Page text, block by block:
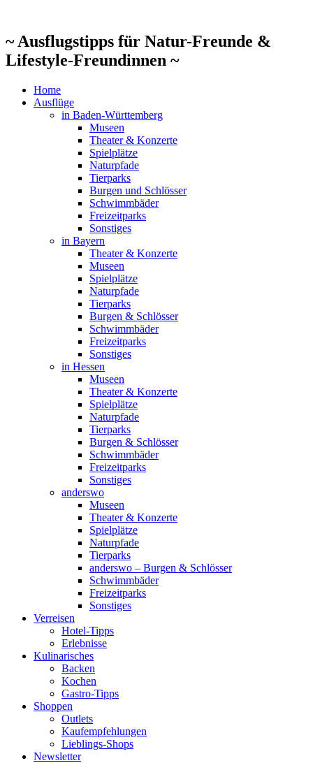
springen
~ Ausflugstipps für Natur-Freunde &
Lifestyle-Freundinnen ~
Home
Ausflüge
in Baden-Württemberg
Museen
Theater & Konzerte
Spielplätze
Naturpfade
Tierparks
Burgen und Schlösser
Schwimmbäder
Freizeitparks
Sonstiges
in Bayern
Theater & Konzerte
Museen
Spielplätze
Naturpfade
Tierparks
Burgen & Schlösser
Schwimmbäder
Freizeitparks
Sonstiges
in Hessen
Museen
Theater & Konzerte
Spielplätze
Naturpfade
Tierparks
Burgen & Schlösser
Schwimmbäder
Freizeitparks
Sonstiges
anderswo
Museen
Theater & Konzerte
Spielplätze
Naturpfade
Tierparks
anderswo – Burgen & Schlösser
Schwimmbäder
Freizeitparks
Sonstiges
Verreisen
Hotel-Tipps
Erlebnisse
Kulinarisches
Backen
Kochen
Gastro-Tipps
Shoppen
Outlets
Kaufempfehlungen
Lieblings-Shops
Newsletter